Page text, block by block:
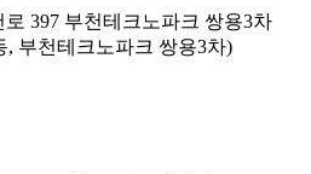
397 부천테크노파크 쌍용3차
, 부천테크노파크 쌍용3차)